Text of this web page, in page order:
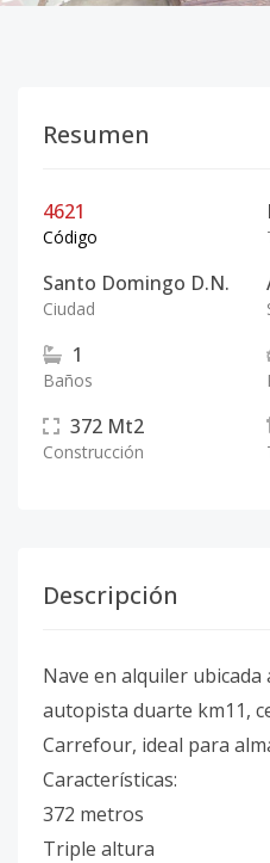
Resumen
4621
Código
Santo Domingo D.N.
Ciudad
1
Baños
372 Mt2
Construcción
Descripción
Nave en alquiler
autopista duarte km11,
Carrefour, ideal para
Características:
372 metros
Triple altura